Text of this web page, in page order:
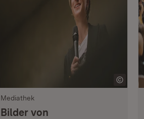
Mediathek
Bilder von